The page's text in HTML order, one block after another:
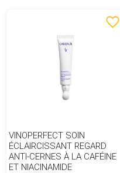
favorite_border
VINOPERFECT SOIN
ÉCLAIRCISSANT REGARD
ANTI-CERNES À LA CAFÉINE
ET NIACINAMIDE